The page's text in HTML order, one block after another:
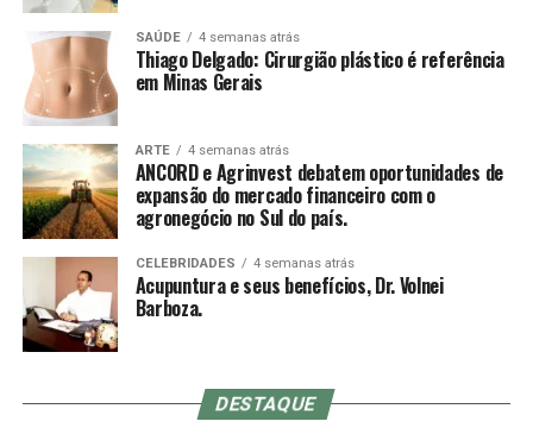
SAÚDE 4 semanas atrás
Thiago Delgado: Cirurgião plástico é referência
em Minas Gerais
ARTE 4 semanas atrás
ANCORD e Agrinvest debatem oportunidades de
expansão do mercado financeiro com o
agronegócio no Sul do país.
CELEBRIDADES 4 semanas atrás
Acupuntura e seus benefícios, Dr. Volnei
Barboza.
DESTAQUE